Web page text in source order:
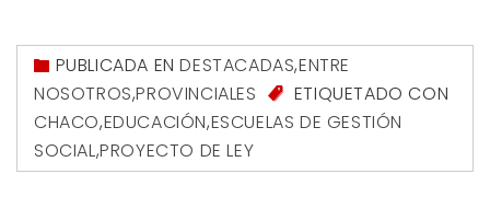
PUBLICADA ENDESTACADAS,ENTRE
NOSOTROS,PROVINCIALES
ETIQUETADO CON
CHACO,EDUCACIÓN,ESCUELAS DE GESTIÓN
SOCIAL,PROYECTO DE LEY